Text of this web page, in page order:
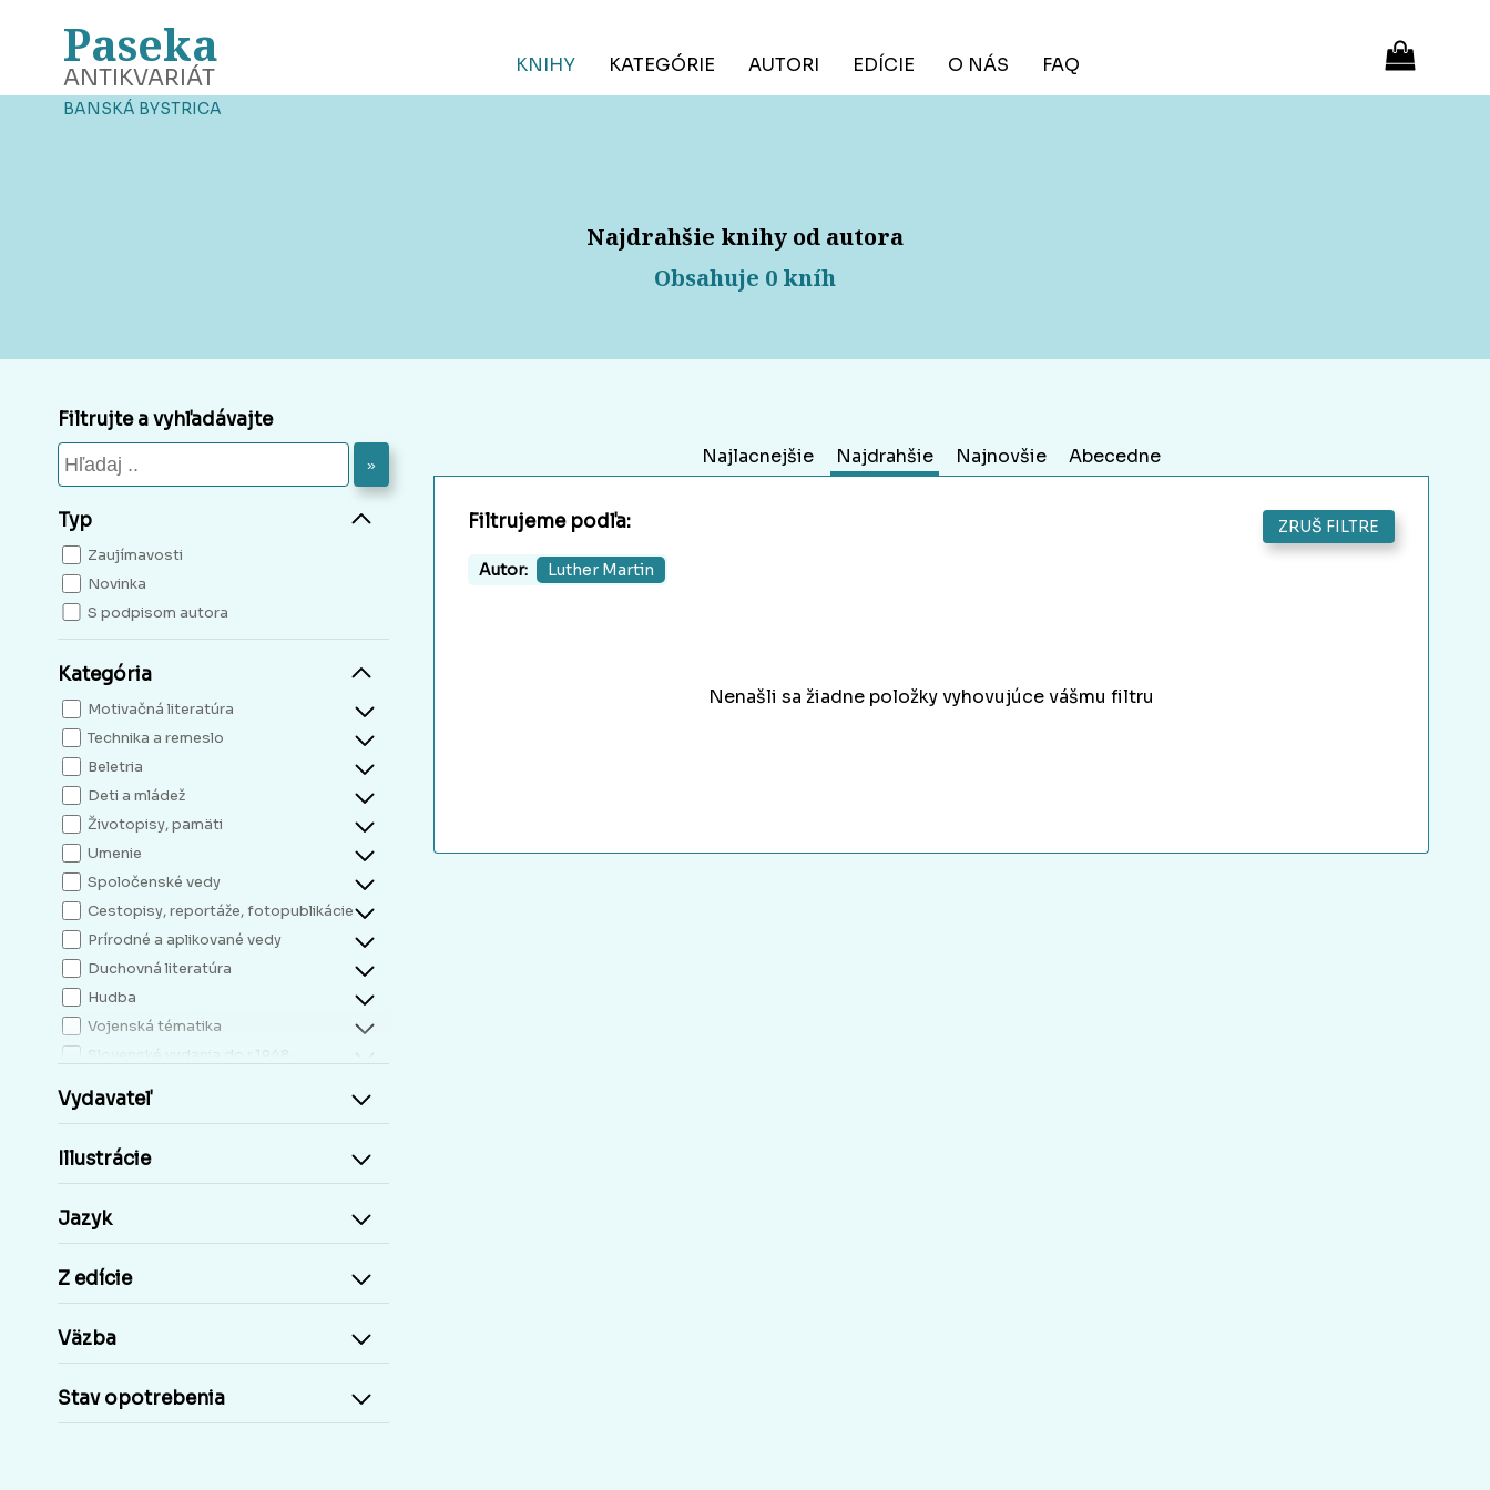
Paseka
ANTIKVARIÁT
BANSKÁ BYSTRICA
KNIHY KATEGÓRIE AUTORI EDÍCIE O NÁS FAQ
Najdrahšie knihy od autora
Obsahuje 0 kníh
Filtrujte a vyhľadávajte
»
Typ
Zaujímavosti
Novinka
S podpisom autora
Kategória
Motivačná literatúra
Technika a remeslo
Beletria
Deti a mládež
Životopisy, pamäti
Umenie
Spoločenské vedy
Cestopisy, reportáže, fotopublikácie
Prírodné a aplikované vedy
Duchovná literatúra
Hudba
Vojenská tématika
Slovenské vydania do r.1948
Kresťanská literatúra
Príroda a človek
Cudzie jazyky, učebnice a slovníky
Učebnice základná škola
Staré tlače, Early prints
Časopisy a noviny
Vydavateľ
Illustrácie
Jazyk
Z edície
Väzba
Stav opotrebenia
Najlacnejšie Najdrahšie Najnovšie Abecedne
Filtrujeme podľa: ZRUŠ FILTRE
Autor: Luther Martin
Nenašli sa žiadne položky vyhovujúce vášmu filtru